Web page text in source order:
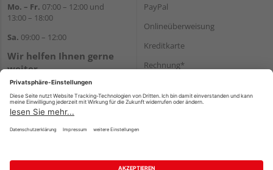
Mo. – Fr. 07:00 – 12:00 und
13:00 – 18:00
Sa. 09:00 – 12:00
Wir helfen Ihnen gerne
weiter
Tel.:+49 8122 14197
E-Mail:vertrieb@holz-liebl.de
PayPal
Onlineüberweisung
Kreditkarte
Rechnung*
Versand
Impressum AGB Widerruf Datenschutz